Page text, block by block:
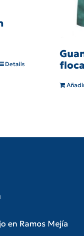
Details
en Ramos Mejía